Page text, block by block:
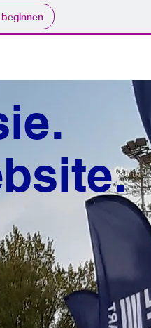
beginnen